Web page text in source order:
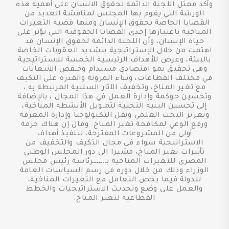
وأكد ممثل اللجنة الدائمة لحقوق الانسان على أهمية هذه
الورشة التي يقوم بها المجلس لمناقشة العديد من
القضايا الخاصة بحقوق الإنسان ومنها قضية التغيرات
المناخية باعتبارها إحدى القضايا الحقوقية التي تؤثر على
حياة الإنسان، وأن اللجنة الدائمة لحقوق الإنسان قد
اهتمت من خلال الإستراتيجية بتشديد العقوبات الخاصة
بالبيئة، وعرض للأهداف الرئيسية الخمسة للاستراتيجية
وهي تحقيق نمو اقتصادي مستدام وخـفض الانبعاثات
في مختلف القطاعات، وبناء المرونة والقدرة على التكيف
مع تغير المناخ، وتخفيف الآثار السلبية المرتبطة به ،
وتحسين حوكمة وإدارة العمل في هذا المجال ، بالإضافة
إلى تحسين البنية التحتية لتمـويل الأنشطة المناخية،
وتعزيز البحث العلمي ونقل التكنولوجيا وإدارة المعرفة
ورفع الوعي لمكافحة تغير المناخ. وقال إن هناك حزمة
أولى من المشروعات المقترحة، لتنفيذ أهداف
الاستراتيجية سواء في مجال التكيف والتخفيف من
تأثيرات تغير المناخ، مشيرا الى دور المجلس الوطني
المصرى للتغيرات المناخية بـــــــرئاسة رئيس مجلس
الوزراء وذلك من خلال دوره فى رسم السياسات العامة
للدولة فيما يخص التعامل مع التغيرات المناخية،
والعمل على وضع وتحديث الاستراتيجيات والخطط
القطاعية لتغير المناخ.